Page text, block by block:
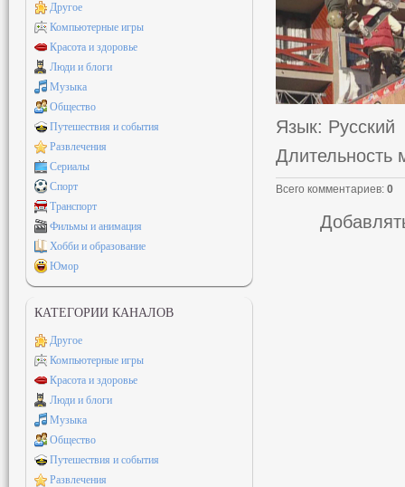
Язык: Русский
Длительность
Всего комментариев: 0
Другое
Компьютерные игры
Красота и здоровье
Люди и блоги
Музыка
Общество
Путешествия и события
Развлечения
Сериалы
Спорт
Транспорт
Фильмы и анимация
Хобби и образование
Юмор
КАТЕГОРИИ КАНАЛОВ
Другое
Компьютерные игры
Красота и здоровье
Люди и блоги
Музыка
Общество
Путешествия и события
Развлечения